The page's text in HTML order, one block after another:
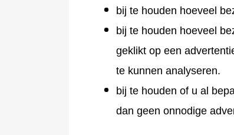
bij te houden hoeveel
bij te houden hoeveel
geklikt op een
te kunnen analyseren.
bij te houden of u al
dan geen onnodige